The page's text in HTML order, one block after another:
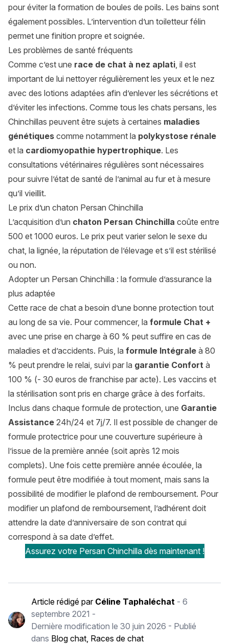
pour éviter la formation de boules de poils. Les bains sont
également possibles. L’intervention d’un toiletteur félin
permet une finition propre et soignée.
Les problèmes de santé fréquents
Comme c’est une race de chat à nez aplati, il est
important de lui nettoyer régulièrement les yeux et le nez
avec des lotions adaptées afin d’enlever les sécrétions et
d’éviter les infections. Comme tous les chats persans, les
Chinchillas peuvent être sujets à certaines maladies
génétiques comme notamment la polykystose rénale
et la cardiomyopathie hypertrophique. Les
consultations vétérinaires régulières sont nécessaires
pour suivre l’état de santé de l’animal au fur et à mesure
qu’il vieillit.
Le prix d’un chaton Persan Chinchilla
L’acquisition d’un chaton Persan Chinchilla coûte entre
500 et 1000 euros. Le prix peut varier selon le sexe du
chat, la lignée, la réputation de l’élevage et s’il est stérilisé
ou non.
Adopter un Persan Chinchilla : la formule d’assurance la
plus adaptée
Cette race de chat a besoin d’une bonne protection tout
au long de sa vie. Pour commencer, la formule Chat +
avec une prise en charge à 60 % peut suffire en cas de
maladies et d’accidents. Puis, la formule Intégrale à 80
% peut prendre le relai, suivi par la garantie Confort à
100 % (- 30 euros de franchise par acte). Les vaccins et
la stérilisation sont pris en charge grâce à des forfaits.
Inclus dans chaque formule de protection, une Garantie
Assistance 24h/24 et 7j/7. Il est possible de changer de
formule protectrice pour une couverture supérieure à
l’issue de la première année (soit après 12 mois
complets). Une fois cette première année écoulée, la
formule peut être modifiée à tout moment, mais sans la
possibilité de modifier le plafond de remboursement. Pour
modifier un plafond de remboursement, l’adhérent doit
attendre la date d’anniversaire de son contrat qui
correspond à sa date d’effet.
Assurez votre Persan Chinchilla dès maintenant !
Article rédigé par Céline Taphaléchat- 6
septembre 2021 -
Dernière modification le 30 juin 2026 - Publié
dans Blog chat, Races de chat